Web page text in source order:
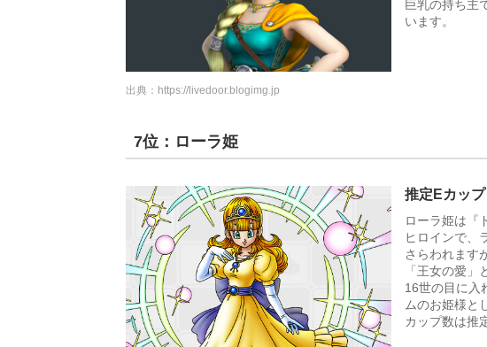
巨乳の持ち主
います。
出典： https://livedoor.blogimg.jp
7位：ローラ姫
推定Eカップ
ローラ姫は『
ヒロインで、
さらわれます
「王女の愛
16世の目に入
ムのお姫様と
カップ数は推